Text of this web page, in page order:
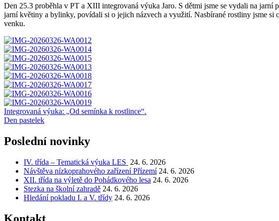
Den 25.3 proběhla v PT a XIII integrovaná výuka Jaro. S dětmi jsme se vydali na jarní
jarní květiny a bylinky, povídali si o jejich názvech a využití. Nasbírané rostliny jsme si
venku.
Navigace
pro
příspěvek
Integrovaná výuka: „Od semínka k rostlince“.
Den pastelek
Poslední novinky
IV. třída – Tematická výuka LES 24. 6. 2026
Návštěva nízkoprahového zařízení Přízemí 24. 6. 2026
XII. třída na výletě do Pohádkového lesa 24. 6. 2026
Stezka na školní zahradě 24. 6. 2026
Hledání pokladu I. a V. třídy 24. 6. 2026
Kontakt